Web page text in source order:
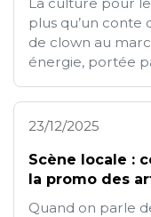
plus qu’un
de clown au
énergie, portée
23/12/2025
Scène locale :
la promo des
Quand on parle